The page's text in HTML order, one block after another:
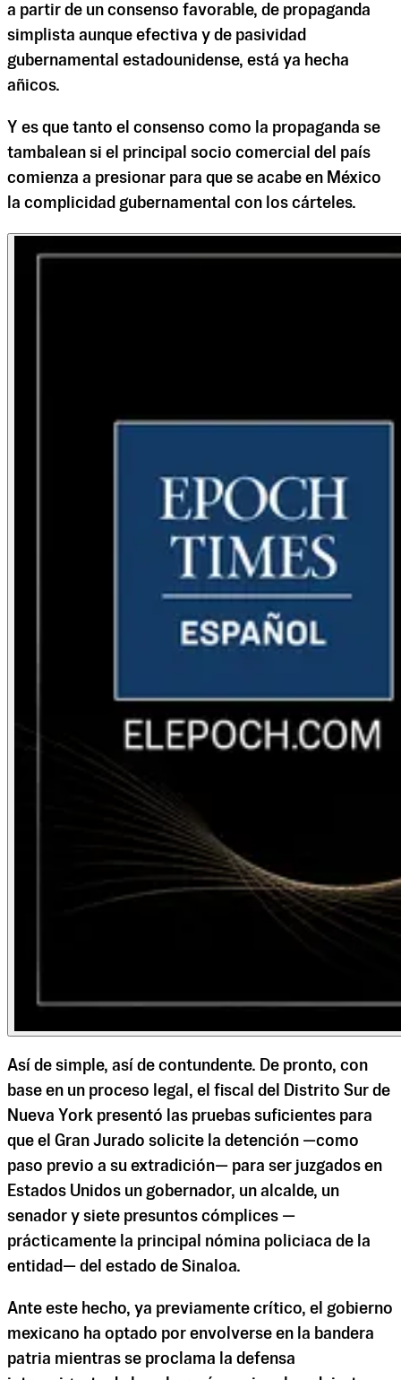
a partir de un consenso favorable, de propaganda
simplista aunque efectiva y de pasividad
gubernamental estadounidense, está ya hecha
añicos.
Y es que tanto el consenso como la propaganda se
tambalean si el principal socio comercial del país
comienza a presionar para que se acabe en México
la complicidad gubernamental con los cárteles.
Así de simple, así de contundente. De pronto, con
base en un proceso legal, el fiscal del Distrito Sur de
Nueva York presentó las pruebas suficientes para
que el Gran Jurado solicite la detención —como
paso previo a su extradición— para ser juzgados en
Estados Unidos un gobernador, un alcalde, un
senador y siete presuntos cómplices —
prácticamente la principal nómina policiaca de la
entidad— del estado de Sinaloa.
Ante este hecho, ya previamente crítico, el gobierno
mexicano ha optado por envolverse en la bandera
patria mientras se proclama la defensa